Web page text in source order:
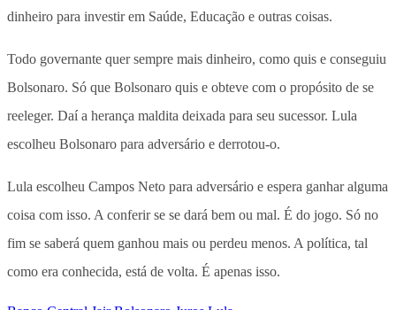
dinheiro para investir em Saúde, Educação e outras coisas.
Todo governante quer sempre mais dinheiro, como quis e conseguiu
Bolsonaro. Só que Bolsonaro quis e obteve com o propósito de se
reeleger. Daí a herança maldita deixada para seu sucessor. Lula
escolheu Bolsonaro para adversário e derrotou-o.
Lula escolheu Campos Neto para adversário e espera ganhar alguma
coisa com isso. A conferir se se dará bem ou mal. É do jogo. Só no
fim se saberá quem ganhou mais ou perdeu menos. A política, tal
como era conhecida, está de volta. É apenas isso.